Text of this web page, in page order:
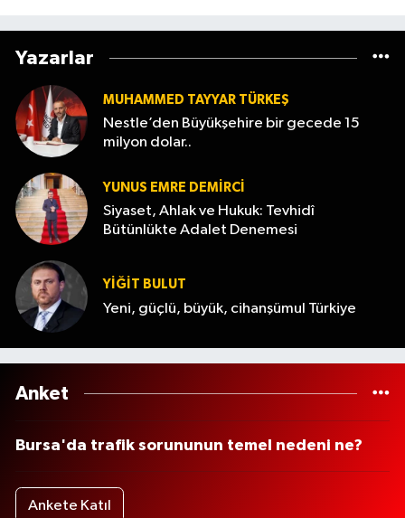
Yazarlar
MUHAMMED TAYYAR TÜRKEŞ
Nestle’den Büyükşehire bir gecede 15
milyon dolar..
YUNUS EMRE DEMIRCI
Siyaset, Ahlak ve Hukuk: Tevhidî
Bütünlükte Adalet Denemesi
YİĞİT BULUT
Yeni, güçlü, büyük, cihanşümul Türkiye
Anket
Bursa'da trafik sorununun temel nedeni ne?
Ankete Katıl